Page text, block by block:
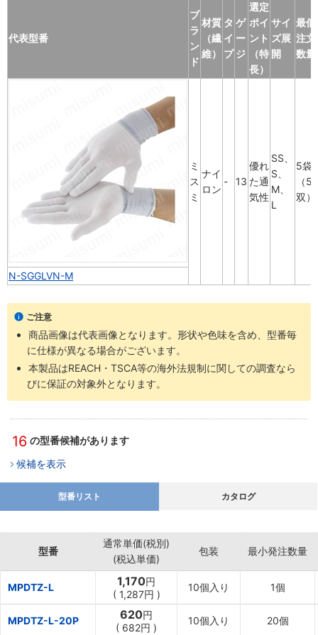
代表型番
ブ
ラ
ン
ド
材質
（繊
維）
タ
イ
プ
ゲ
ー
ジ
選定
ポイ
ント
（特
長）
サイ
ズ展
開
最低
注文
数量
ミ
ス
ミ
ナイ
ロン
- 13
優れ
た通
気性
SS、
S、
M、
L
5袋
（50
双）
N-SGGLVN-M
ご注意
商品画像は代表画像となります。形状や色味を含め、型番毎
に仕様が異なる場合がございます。
本製品はREACH・TSCA等の海外法規制に関しての調査なら
びに保証の対象外となります。
16 の型番候補があります
候補を表示
型番リスト カタログ
型番
通常単価(税別)
(税込単価)
包装 最小発注数量
MPDTZ-L 1,170円
( 1,287円 )
10個入り 1個
MPDTZ-L-20P 620円
( 682円 )
10個入り 20個